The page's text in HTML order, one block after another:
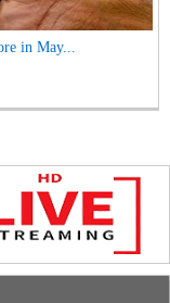
in May...